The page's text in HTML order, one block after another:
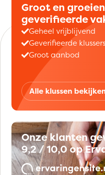
Groot en
geverifieerde
Geheel vrijblijvend
Geverifieerde klussers
Groot aanbod
Alle klussen
Onze klanten
9,2 / 10,0 op